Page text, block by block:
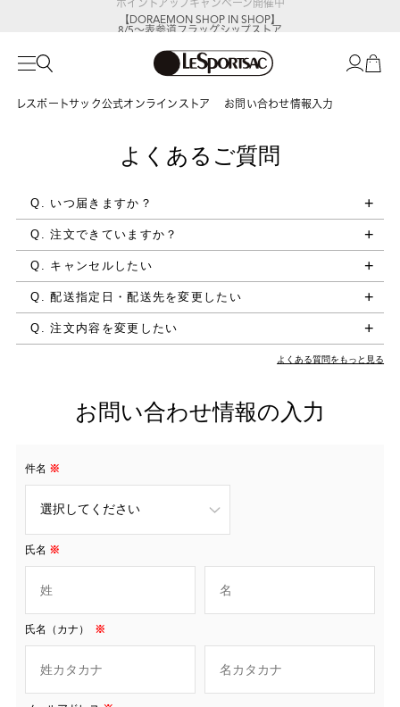
【DORAEMON SHOP IN SHOP】
8/5～表参道フラッグシップストア
レスポートサック公式オンラインストア お問い合わせ情報入力
よくあるご質問
Q. いつ届きますか？
Q. 注文できていますか？
Q. キャンセルしたい
Q. 配送指定日・配送先を変更したい
Q. 注文内容を変更したい
よくある質問をもっと見る
お問い合わせ情報の入力
件名 ※
氏名 ※
氏名（カナ） ※